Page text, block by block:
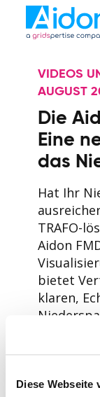
Diese Webseite
VIDEOS
AUGUST
Die
Eine
das
Hat Ihr
TRAFO-
Aidon
bietet
klaren,
Sehen